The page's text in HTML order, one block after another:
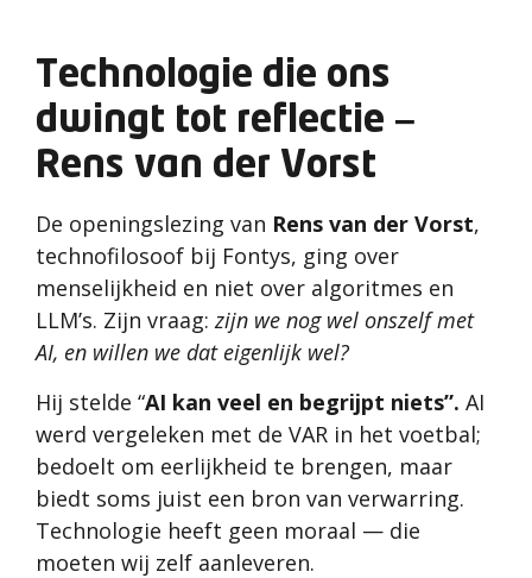
Technologie die ons
dwingt tot reflectie –
Rens van der Vorst
De openingslezing van Rens van der Vorst,
technofilosoof bij Fontys, ging over
menselijkheid en niet over algoritmes en
LLM’s. Zijn vraag:zijn we nog wel onszelf met
AI, en willen we dat eigenlijk wel?
Hij stelde “AI kan veel en begrijpt niets”. AI
werd vergeleken met de VAR in het voetbal;
bedoelt om eerlijkheid te brengen, maar
biedt soms juist een bron van verwarring.
Technologie heeft geen moraal — die
moeten wij zelf aanleveren.